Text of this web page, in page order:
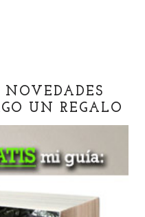
NOVEDADES
UN REGALO